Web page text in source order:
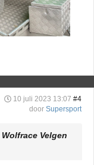
10 juli 2023 13:07 #4
door Supersport
Wolfrace Velgen